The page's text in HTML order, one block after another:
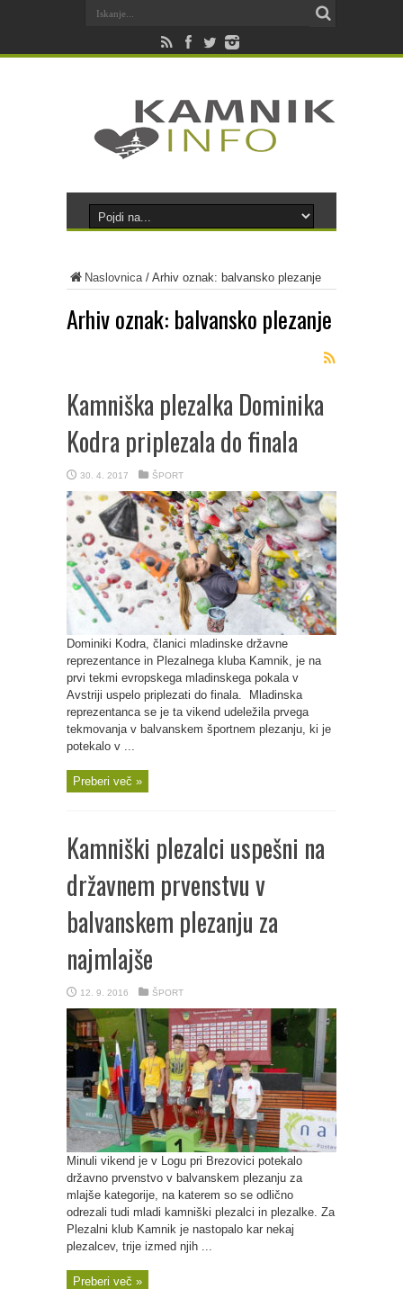
Naslovnica/ Arhiv oznak: balvansko plezanje
Arhiv oznak: balvansko plezanje
Kamniška plezalka Dominika
Kodra priplezala do finala
30. 4. 2017 ŠPORT
Dominiki Kodra, članici mladinske državne
reprezentance in Plezalnega kluba Kamnik, je na
prvi tekmi evropskega mladinskega pokala v
Avstriji uspelo priplezati do finala. Mladinska
reprezentanca se je ta vikend udeležila prvega
tekmovanja v balvanskem športnem plezanju, ki je
potekalo v ...
Preberi več »
Kamniški plezalci uspešni na
državnem prvenstvu v
balvanskem plezanju za
najmlajše
12. 9. 2016 ŠPORT
Minuli vikend je v Logu pri Brezovici potekalo
državno prvenstvo v balvanskem plezanju za
mlajše kategorije, na katerem so se odlično
odrezali tudi mladi kamniški plezalci in plezalke. Za
Plezalni klub Kamnik je nastopalo kar nekaj
plezalcev, trije izmed njih ...
Preberi več »